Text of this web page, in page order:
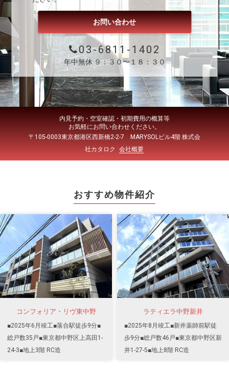
お問い合わせ
03-6811-1402
年中無休 ９：３０〜１８：３０
内見予約・空室確認・初期費用の概算等
お気軽にお問い合わせください。
〒105-0003東京都港区西新橋2-2-7 MARYSOLビル4階 株式会
社カタロク
会社概要
おすすめ物件紹介
コンフォリア・リヴ東中野
■2025年6月竣工■落合駅徒歩9分■
総戸数35戸■東京都中野区上高田1-
24-3■地上3階 RC造
ラティエラ中野新井
■2025年8月竣工■新井薬師前駅徒
歩9分■総戸数46戸■東京都中野区新
井1-27-5■地上8階 RC造